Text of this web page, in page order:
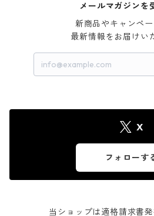
メールマガジンを
新商品やキャンペ
最新情報をお届けい
X
フォローす
当ショップは適格請求書発